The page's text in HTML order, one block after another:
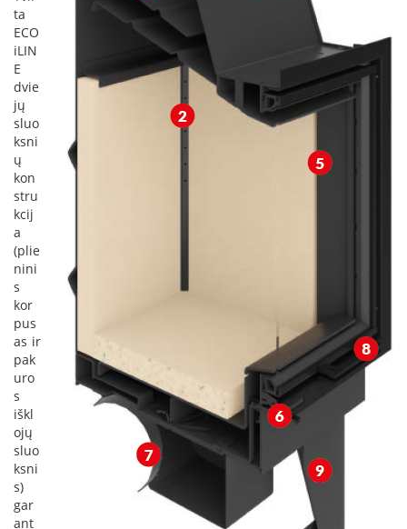
v
a
n
d
e
n
s
k
o
n
t
ū
r
u
Ž
i
d
i
n
i
ų
a
p
d
a
i
l
a
Ž
ta
ECO
iLIN
E
dvie
jų
sluo
ksni
ų
kon
stru
kcij
a
(plie
nini
s
kor
pus
as ir
pak
uro
s
iškl
ojų
sluo
ksni
s)
gar
ant